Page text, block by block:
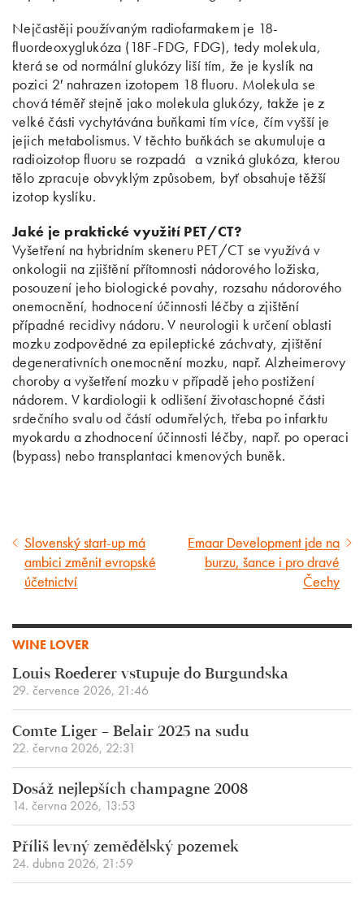
Nejčastěji používaným radiofarmakem je 18-
fluordeoxyglukóza (18F-FDG, FDG), tedy molekula,
která se od normální glukózy liší tím, že je kyslík na
pozici 2′ nahrazen izotopem 18 fluoru. Molekula se
chová téměř stejně jako molekula glukózy, takže je z
velké části vychytávána buňkami tím více, čím vyšší je
jejich metabolismus. V těchto buňkách se akumuluje a
radioizotop fluoru se rozpadá a vzniká glukóza, kterou
tělo zpracuje obvyklým způsobem, byť obsahuje těžší
izotop kyslíku.
Jaké je praktické využití PET/CT?
Vyšetření na hybridním skeneru PET/CT se využívá v
onkologii na zjištění přítomnosti nádorového ložiska,
posouzení jeho biologické povahy, rozsahu nádorového
onemocnění, hodnocení účinnosti léčby a zjištění
případné recidivy nádoru. V neurologii k určení oblasti
mozku zodpovědné za epileptické záchvaty, zjištění
degenerativních onemocnění mozku, např. Alzheimerovy
choroby a vyšetření mozku v případě jeho postižení
nádorem. V kardiologii k odlišení životaschopné části
srdečního svalu od částí odumřelých, třeba po infarktu
myokardu a zhodnocení účinnosti léčby, např. po operaci
(bypass) nebo transplantaci kmenových buněk.
Předcházející
článek
Slovenský start-up má
ambici změnit evropské
účetnictví
Následující
článek
Emaar Development jde na
burzu, šance i pro dravé
Čechy
WINE LOVER
Louis Roederer vstupuje do Burgundska
29. července 2026, 21:46
Comte Liger – Belair 2025 na sudu
22. června 2026, 22:31
Dosáž nejlepších champagne 2008
14. června 2026, 13:53
Příliš levný zemědělský pozemek
24. dubna 2026, 21:59